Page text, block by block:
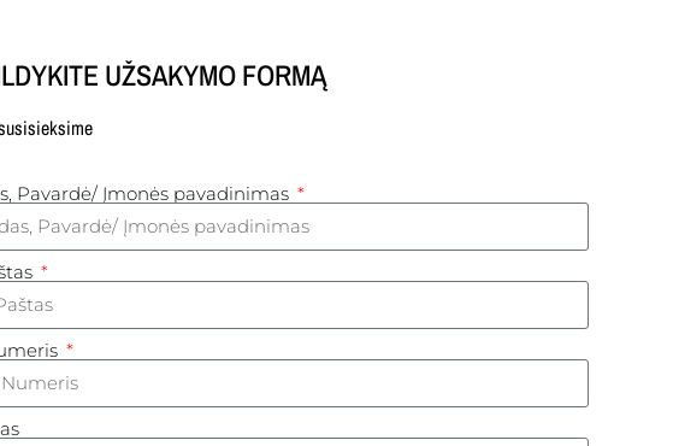
UŽSAKYMO FORMĄ
Pavardė/ Įmonės pavadinimas